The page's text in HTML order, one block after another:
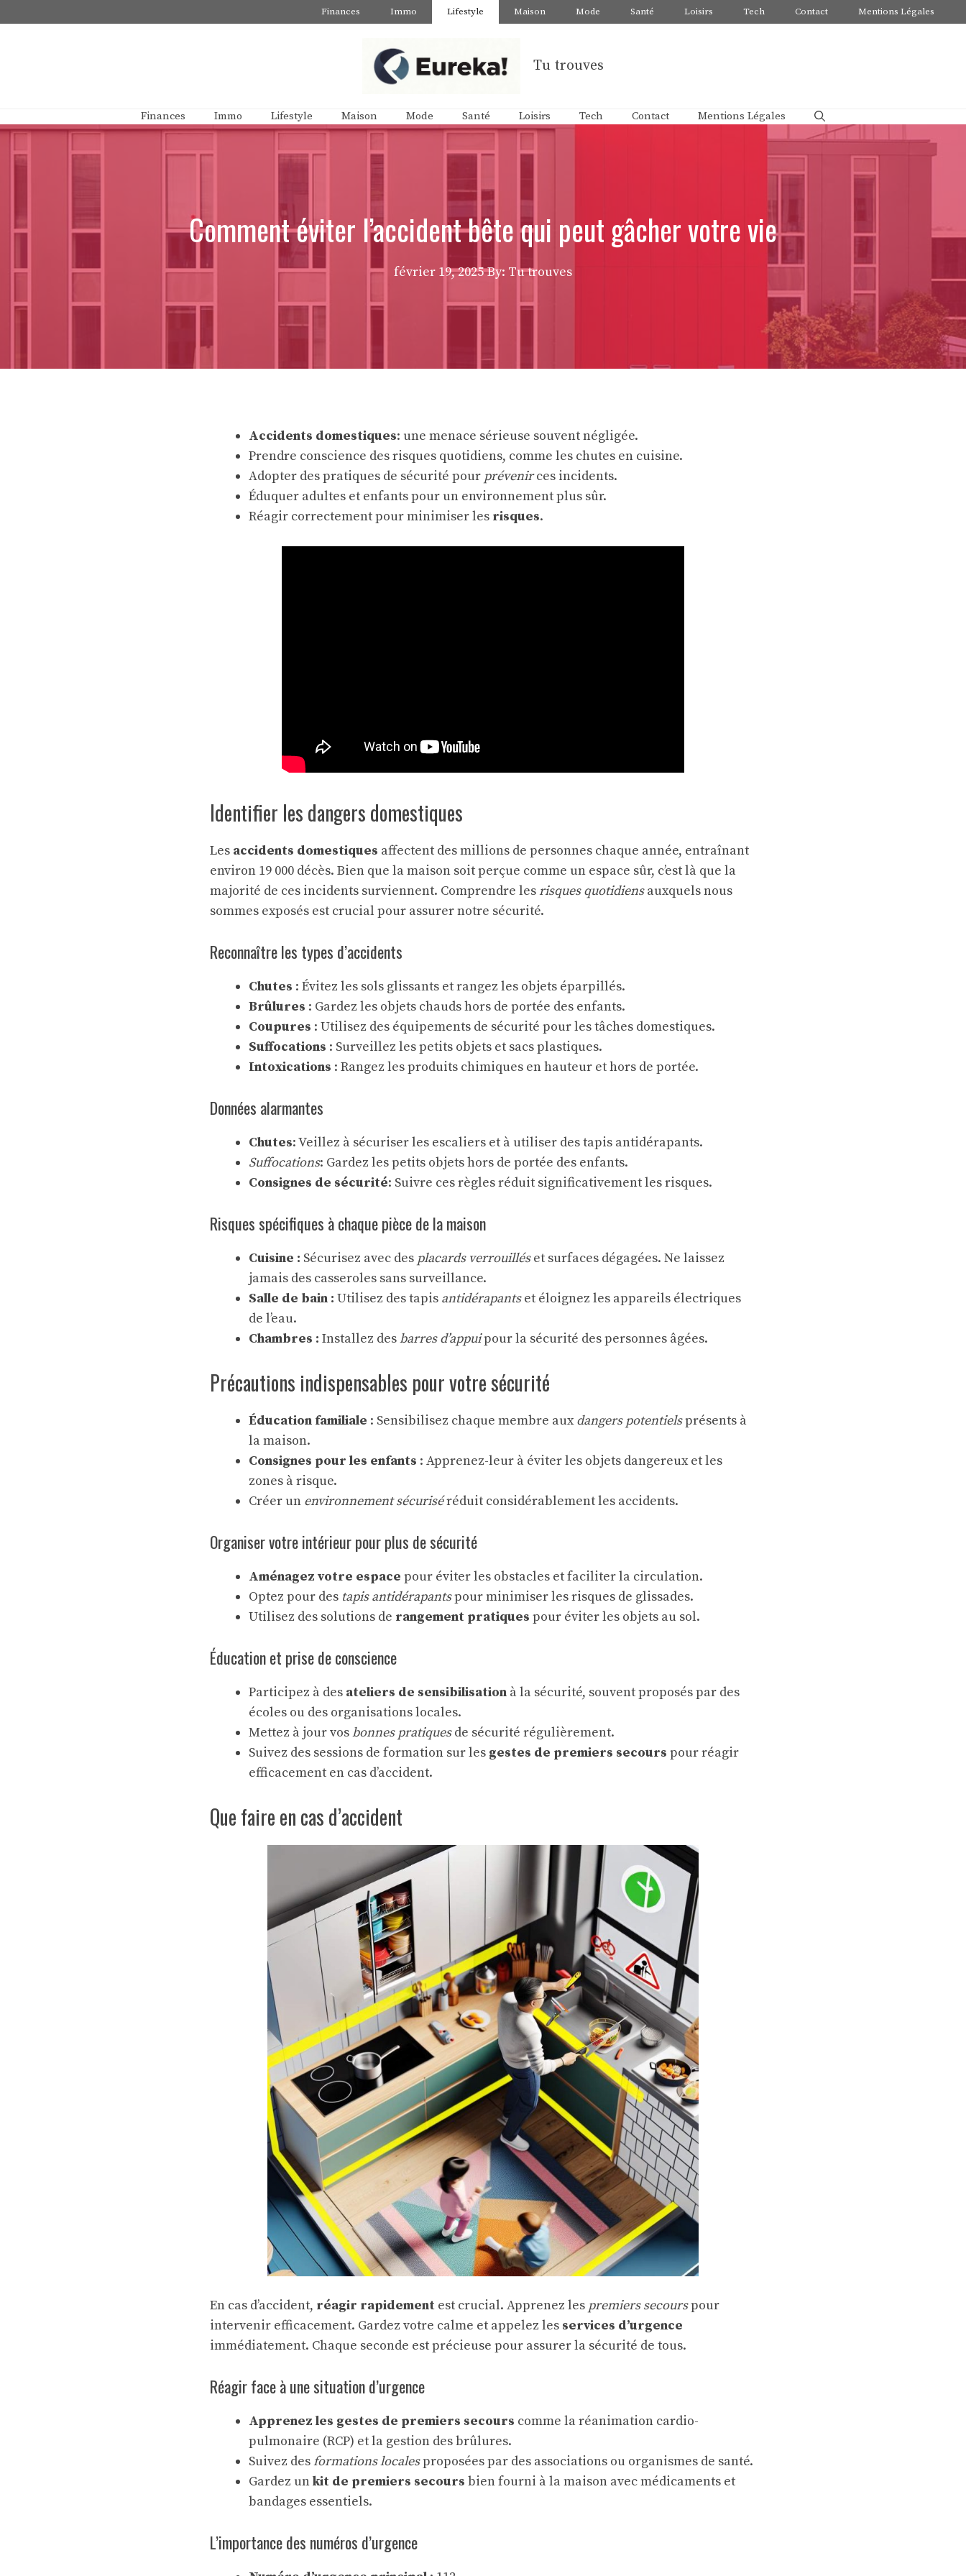
au
Finances Immo Lifestyle Maison Mode Santé Loisirs Tech Contact Mentions Légales
Tu trouves
Finances Immo Lifestyle Maison Mode Santé Loisirs Tech Contact Mentions Légales
Comment éviter l’accident bête qui peut gâcher votre vie
février 19, 2025 By: Tu trouves
Accidents domestiques: une menace sérieuse souvent négligée.
Prendre conscience des risques quotidiens, comme les chutes en cuisine.
Adopter des pratiques de sécurité pour prévenirces incidents.
Éduquer adultes et enfants pour un environnement plus sûr.
Réagir correctement pour minimiser les risques.
Identifier les dangers domestiques
Les accidents domestiques affectent des millions de personnes chaque année, entraînant
environ 19 000 décès. Bien que la maison soit perçue comme un espace sûr, c’est là que la
majorité de ces incidents surviennent. Comprendre les risques quotidiensauxquels nous
sommes exposés est crucial pour assurer notre sécurité.
Reconnaître les types d’accidents
Chutes : Évitez les sols glissants et rangez les objets éparpillés.
Brûlures : Gardez les objets chauds hors de portée des enfants.
Coupures : Utilisez des équipements de sécurité pour les tâches domestiques.
Suffocations : Surveillez les petits objets et sacs plastiques.
Intoxications : Rangez les produits chimiques en hauteur et hors de portée.
Données alarmantes
Chutes: Veillez à sécuriser les escaliers et à utiliser des tapis antidérapants.
Suffocations: Gardez les petits objets hors de portée des enfants.
Consignes de sécurité: Suivre ces règles réduit significativement les risques.
Risques spécifiques à chaque pièce de la maison
Cuisine : Sécurisez avec des placards verrouilléset surfaces dégagées. Ne laissez
jamais des casseroles sans surveillance.
Salle de bain : Utilisez des tapis antidérapantset éloignez les appareils électriques
de l’eau.
Chambres : Installez desbarres d’appuipour la sécurité des personnes âgées.
Précautions indispensables pour votre sécurité
Éducation familiale : Sensibilisez chaque membre auxdangers potentielsprésents à
la maison.
Consignes pour les enfants : Apprenez-leur à éviter les objets dangereux et les
zones à risque.
Créer un environnement sécuriséréduit considérablement les accidents.
Organiser votre intérieur pour plus de sécurité
Aménagez votre espace pour éviter les obstacles et faciliter la circulation.
Optez pour des tapis antidérapantspour minimiser les risques de glissades.
Utilisez des solutions de rangement pratiques pour éviter les objets au sol.
Éducation et prise de conscience
Participez à des ateliers de sensibilisation à la sécurité, souvent proposés par des
écoles ou des organisations locales.
Mettez à jour vosbonnes pratiquesde sécurité régulièrement.
Suivez des sessions de formation sur les gestes de premiers secours pour réagir
efficacement en cas d’accident.
Que faire en cas d’accident
En cas d’accident, réagir rapidement est crucial. Apprenez les premiers secourspour
intervenir efficacement. Gardez votre calme et appelez les services d’urgence
immédiatement. Chaque seconde est précieuse pour assurer la sécurité de tous.
Réagir face à une situation d’urgence
Apprenez les gestes de premiers secours comme la réanimation cardio-
pulmonaire (RCP) et la gestion des brûlures.
Suivez desformations localesproposées par des associations ou organismes de santé.
Gardez unkit de premiers secours bien fourni à la maison avec médicaments et
bandages essentiels.
L’importance des numéros d’urgence